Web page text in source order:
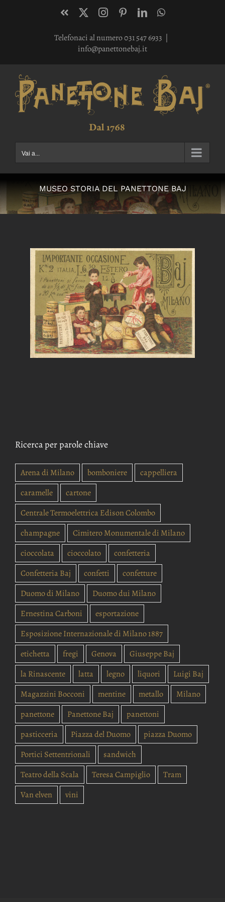
Facebook
X InstagramPinterestLinkedInWhatsApp
Telefonaci al numero 031 547 6933 |
info@panettonebaj.it
Vai a...
MUSEO STORIA DEL PANETTONE BAJ
Ricerca per parole chiave
Arena di Milano bomboniere
cappelliera
caramelle
cartone
Centrale Termoelettrica Edison Colombo
champagne
Cimitero Monumentale di Milano
cioccolata
cioccolato
confetteria
Confetteria Baj
confetti
confetture
Duomo di Milano
Duomo dui Milano
Ernestina Carboni
esportazione
Esposizione Internazionale di Milano 1887
etichetta
fregi Genova
Giuseppe Baj
la Rinascente
latta legno liquori
Luigi Baj
Magazzini Bocconi
mentine metallo
Milano
panettone
Panettone Baj
panettoni
pasticceria
Piazza del Duomo
piazza Duomo
Portici Settentrionali
sandwich
Teatro della Scala
Teresa Campiglio
Tram
Van elven
vini